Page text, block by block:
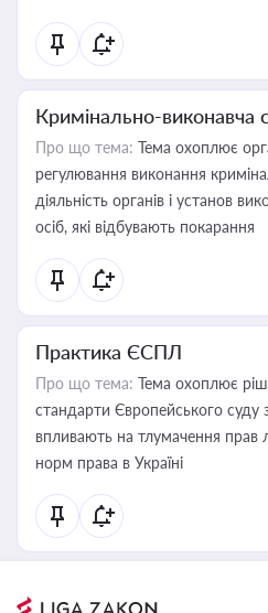
Кримінально-виконавча
Про що тема: Тема охоплює
регулювання виконання
діяльність органів і установ
осіб, які відбувають покарання
Практика ЄСПЛ
Про що тема: Тема охоплює
стандарти Європейського суду
впливають на тлумачення прав
норм права в Україні